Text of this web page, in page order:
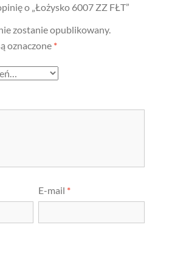
o „Łożysko 6007 ZZ FŁT”
zostanie opublikowany.
oznaczone *
E-mail *